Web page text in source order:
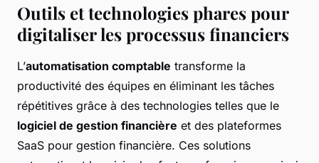
Outils et technologies phares pour
digitaliser les processus financiers
L’automatisation comptable transforme la
productivité des équipes en éliminant les tâches
répétitives grâce à des technologies telles que le
logiciel de gestion financière et des plateformes
SaaS pour gestion financière. Ces solutions